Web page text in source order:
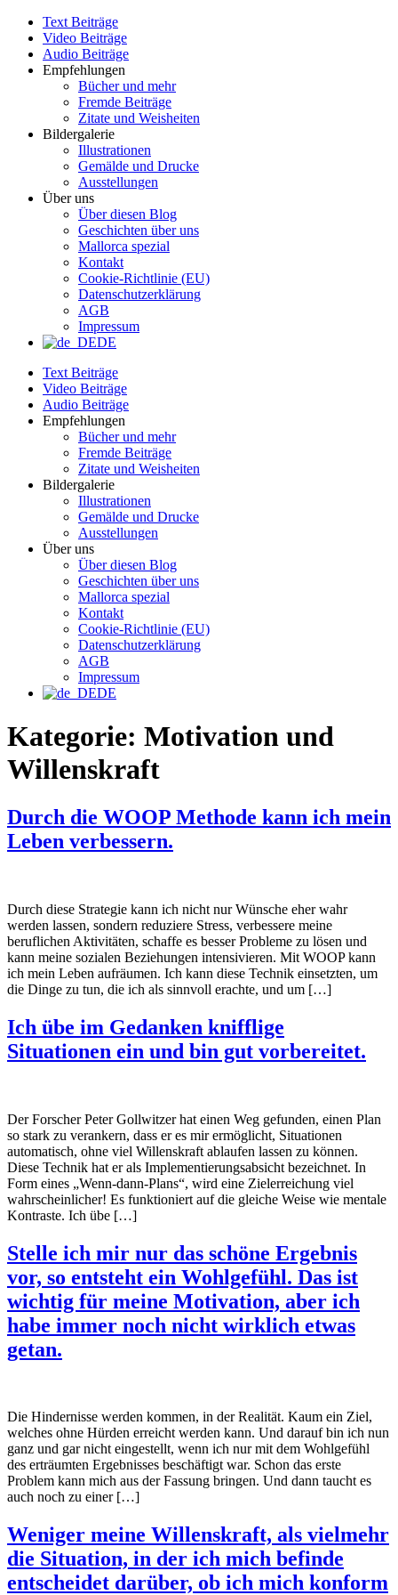
Zum
Inhalt
wechseln
Text Beiträge
Video Beiträge
Audio Beiträge
Empfehlungen
Bücher und mehr
Fremde Beiträge
Zitate und Weisheiten
Bildergalerie
Illustrationen
Gemälde und Drucke
Ausstellungen
Über uns
Über diesen Blog
Geschichten über uns
Mallorca spezial
Kontakt
Cookie-Richtlinie (EU)
Datenschutzerklärung
AGB
Impressum
DE
Text Beiträge
Video Beiträge
Audio Beiträge
Empfehlungen
Bücher und mehr
Fremde Beiträge
Zitate und Weisheiten
Bildergalerie
Illustrationen
Gemälde und Drucke
Ausstellungen
Über uns
Über diesen Blog
Geschichten über uns
Mallorca spezial
Kontakt
Cookie-Richtlinie (EU)
Datenschutzerklärung
AGB
Impressum
DE
Kategorie: Motivation und
Willenskraft
Durch die WOOP Methode kann ich mein
Leben verbessern.
Durch diese Strategie kann ich nicht nur Wünsche eher wahr
werden lassen, sondern reduziere Stress, verbessere meine
beruflichen Aktivitäten, schaffe es besser Probleme zu lösen und
kann meine sozialen Beziehungen intensivieren. Mit WOOP kann
ich mein Leben aufräumen. Ich kann diese Technik einsetzten, um
die Dinge zu tun, die ich als sinnvoll erachte, und um […]
Ich übe im Gedanken knifflige
Situationen ein und bin gut vorbereitet.
Der Forscher Peter Gollwitzer hat einen Weg gefunden, einen Plan
so stark zu verankern, dass er es mir ermöglicht, Situationen
automatisch, ohne viel Willenskraft ablaufen lassen zu können.
Diese Technik hat er als Implementierungsabsicht bezeichnet. In
Form eines „Wenn-dann-Plans“, wird eine Zielerreichung viel
wahrscheinlicher! Es funktioniert auf die gleiche Weise wie mentale
Kontraste. Ich übe […]
Stelle ich mir nur das schöne Ergebnis
vor, so entsteht ein Wohlgefühl. Das ist
wichtig für meine Motivation, aber ich
habe immer noch nicht wirklich etwas
getan.
Die Hindernisse werden kommen, in der Realität. Kaum ein Ziel,
welches ohne Hürden erreicht werden kann. Und darauf bin ich nun
ganz und gar nicht eingestellt, wenn ich nur mit dem Wohlgefühl
des erträumten Ergebnisses beschäftigt war. Schon das erste
Problem kann mich aus der Fassung bringen. Und dann taucht es
auch noch zu einer […]
Weniger meine Willenskraft, als vielmehr
die Situation, in der ich mich befinde
entscheidet darüber, ob ich mich konform